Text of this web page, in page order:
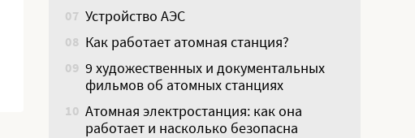
07 Устройство АЭС
08 Как работает атомная станция?
09 9 художественных и документальных
фильмов об атомных станциях
10 Атомная электростанция: как она
работает и насколько безопасна